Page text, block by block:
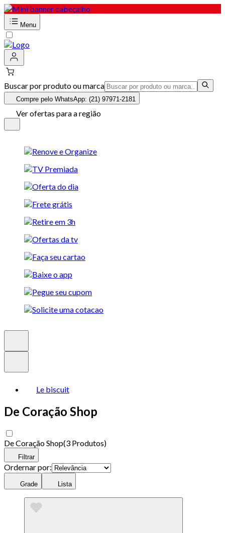
Menu
Buscar por produto ou marca
Compre pelo WhatsApp: (21) 97971-2181
Ver ofertas para a região
Le biscuit
De Coração Shop
De Coração Shop(3 Produtos)
Filtrar
Ordernar por:
Grade Lista